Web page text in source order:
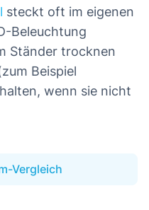
steckt oft im eigenen
Beleuchtung
Ständer trocknen
Beispiel
wenn sie nicht
Vergleich